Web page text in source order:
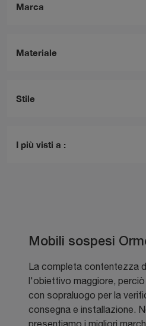
Marca
Materiale
Stile
I più visti a :
Mobili sospesi
La completa contentezza
l'obiettivo maggiore,
con sopraluogo per la
consegna e installazione.
presentiamo i migliori